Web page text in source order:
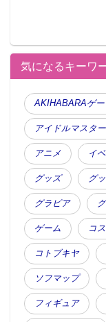
気になるキーワ
AKIHABARAゲ
アイドルマスター
アニメ イ
グッズ グ
グラビア
ゲーム コ
コトブキヤ
ソフマップ
フィギュア